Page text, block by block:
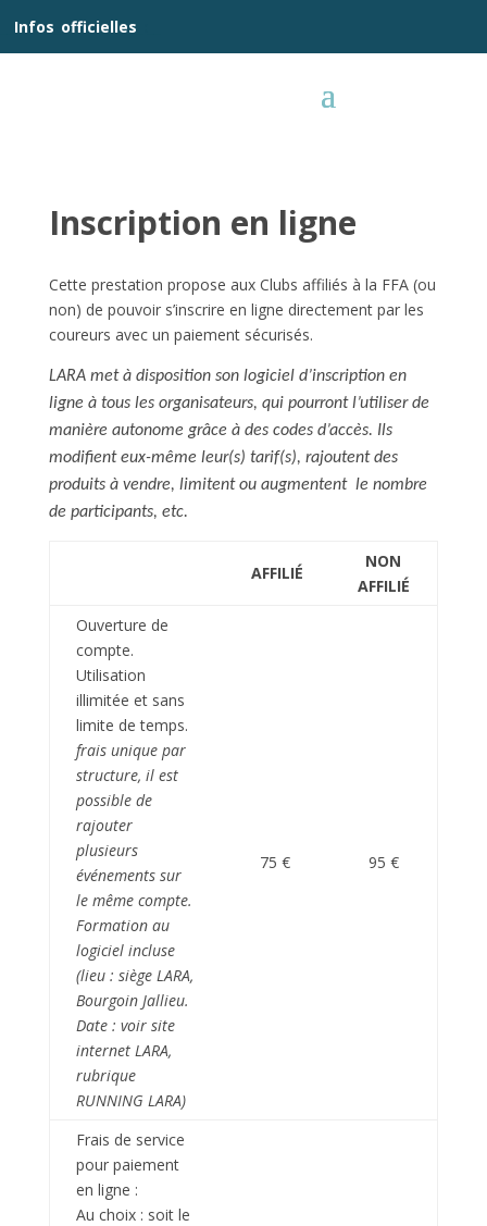
Infos officielles
Inscription en ligne
Cette prestation propose aux Clubs affiliés à la FFA (ou
non) de pouvoir s’inscrire en ligne directement par les
coureurs avec un paiement sécurisés.
LARA met à disposition son logiciel d’inscription en
ligne à tous les organisateurs, qui pourront l’utiliser de
manière autonome grâce à des codes d’accès. Ils
modifient eux-même leur(s) tarif(s), rajoutent des
produits à vendre, limitent ou augmentent le nombre
de participants, etc.
AFFILIÉ
NON
AFFILIÉ
Ouverture de
compte.
Utilisation
illimitée et sans
limite de temps.
frais unique par
structure, il est
possible de
rajouter
plusieurs
événements sur
le même compte.
Formation au
logiciel incluse
(lieu : siège LARA,
Bourgoin Jallieu.
Date : voir site
internet LARA,
rubrique
RUNNING LARA)
75 € 95 €
Frais de service
pour paiement
en ligne :
Au choix : soit le